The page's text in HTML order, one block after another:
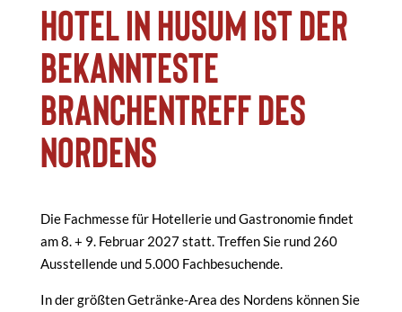
Hotel in Husum ist der
bekannteste
Branchentreff des
Nordens
Die Fachmesse für Hotellerie und Gastronomie findet
am 8. + 9. Februar 2027 statt. Treffen Sie rund 260
Ausstellende und 5.000 Fachbesuchende.
In der größten Getränke-Area des Nordens können Sie